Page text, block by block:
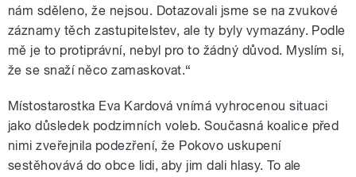
nám sděleno, že nejsou. Dotazovali jsme se na zvukové
záznamy těch zastupitelstev, ale ty byly vymazány. Podle
mě je to protiprávní, nebyl pro to žádný důvod. Myslím si,
že se snaží něco zamaskovat.“
Místostarostka Eva Kardová vnímá vyhrocenou situaci
jako důsledek podzimních voleb. Současná koalice před
nimi zveřejnila podezření, že Pokovo uskupení
sestěhovává do obce lidi, aby jim dali hlasy. To ale